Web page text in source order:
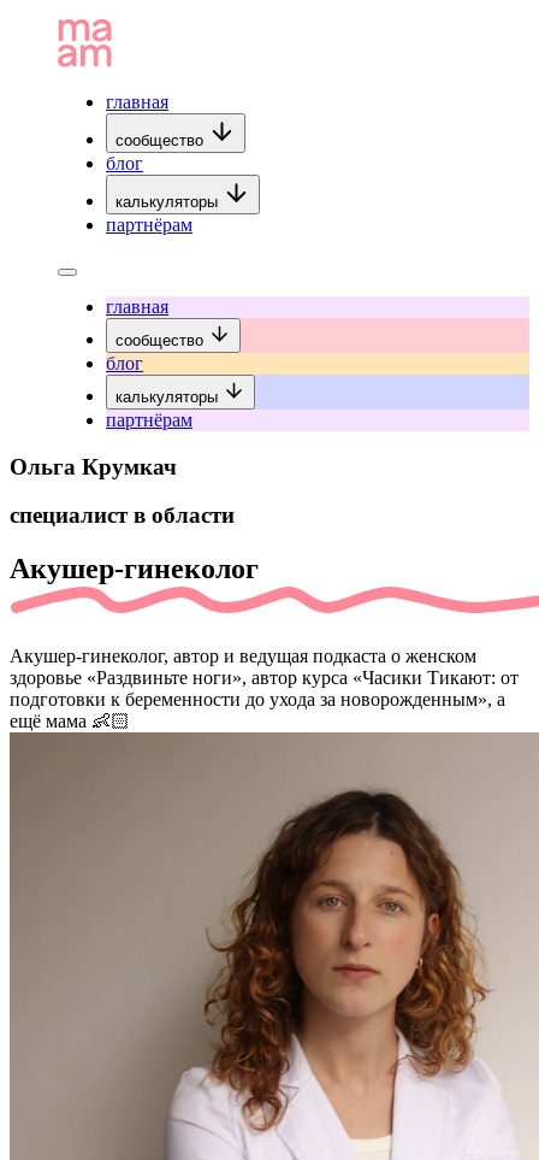
главная
сообщество
блог
калькуляторы
партнёрам
главная
сообщество
блог
калькуляторы
партнёрам
Ольга Крумкач
специалист в области
Акушер-гинеколог
Акушер-гинеколог, автор и ведущая подкаста о женском
здоровье «Раздвиньте ноги», автор курса «Часики Тикают: от
подготовки к беременности до ухода за новорожденным», а
ещё мама 👶🏻